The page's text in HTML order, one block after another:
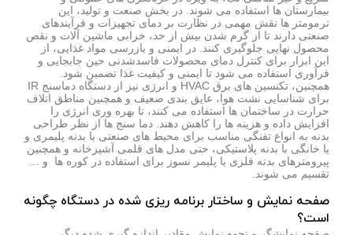
بیمارستان ها استفاده می شوند. در بخش صنعت و تولید، این
ترمومتر ها نقش مهمی در نظارت بر دمای تجهیزات و فرآیندهای
صنعتی دارند تا از گرم شدن بیش از حد، خرابی ماشین آلات و نقص
محصول نهایی جلوگیری کنند. در ایمنی و بازرسی مواد غذایی، از
این ابزار برای کنترل دمای محصولات فاسدشدنی حین جابجایی و
فرآوری استفاده می شود تا ایمنی و کیفیت غذا تضمین شود.
همچنین، تکنسین های برق HVAC و انرژی نیز از دستگاه دماسنج IR
برای شناسایی نشت هوا، عایق بندی ضعیف و همچنین مناطق اتلاف
حرارت در ساختمان ها استفاده می کنند، تا بهره وری انرژی را
افزایش داده و هزینه ها را کاهش دهند. دما سنج ها از نظر طراحی
بدنه به انواع تفنگی مناسب برای محیط های صنعتی با بدنه پلیمری و
یا خانگی با بدنه پلاستیکی، حتی مدل های قلمی آشپزخانه و همچنین
پیرومترهای بدنه فلزی یا پلیمر نسوز برای استفاده در کوره ها و …
تقسیم می شوند.
صفحه نمایش و ساختار برنامه ریزی شده در دستگاه چگونه
است؟